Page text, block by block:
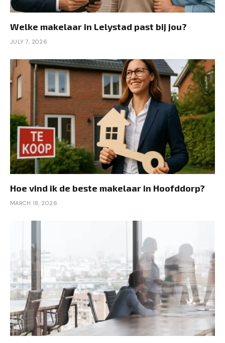
Welke makelaar in Lelystad past bij jou?
JULY 7, 2026
Hoe vind ik de beste makelaar in Hoofddorp?
MARCH 18, 2026